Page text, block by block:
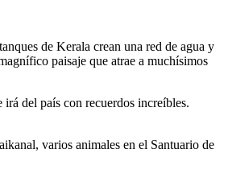
de Kerala crean una red de agua y
paisaje que atrae a muchísimos
del país con recuerdos increíbles.
varios animales en el Santuario de